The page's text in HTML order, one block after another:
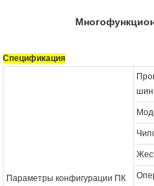
Спецификация
Параметры конфигурации ПК